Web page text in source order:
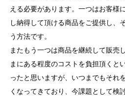
える必要があります。一つはお客様
し納得して頂ける商品をご提供し、
う方法です。
またもう一つは商品を継続して販売
まにある程度のコストを負担頂くと
ったと思いますが、いつまでもそれ
くなってきており、今課題として検